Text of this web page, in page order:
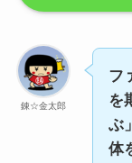
錬☆金太郎
フ
を
ぶ
体